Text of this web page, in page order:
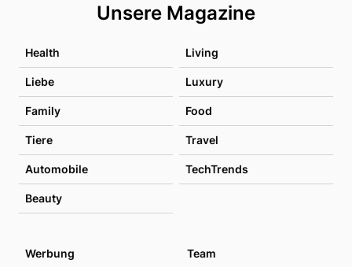
Unsere Magazine
Health Living
Liebe Luxury
Family Food
Tiere Travel
Automobile TechTrends
Beauty
Werbung
Team